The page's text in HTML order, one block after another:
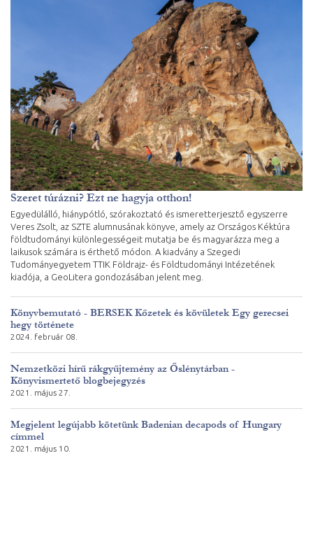
Szeret túrázni? Ezt ne hagyja otthon!
Egyedülálló, hiánypótló, szórakoztató és ismeretterjesztő egyszerre
Veres Zsolt, az SZTE alumnusának könyve, amely az Országos Kéktúra
földtudományi különlegességeit mutatja be és magyarázza meg a
laikusok számára is érthető módon. A kiadvány a Szegedi
Tudományegyetem TTIK Földrajz- és Földtudományi Intézetének
kiadója, a GeoLitera gondozásában jelent meg.
Könyvbemutató - BERSEK Kőzetek és kövületek Egy gerecsei
hegy története
2024. február 08.
Nemzetközi hírű rákgyűjtemény az Őslénytárban -
Könyvismertető blogbejegyzés
2021. május 27.
Megjelent legújabb kötetünk Badenian decapods of Hungary
címmel
2021. május 10.